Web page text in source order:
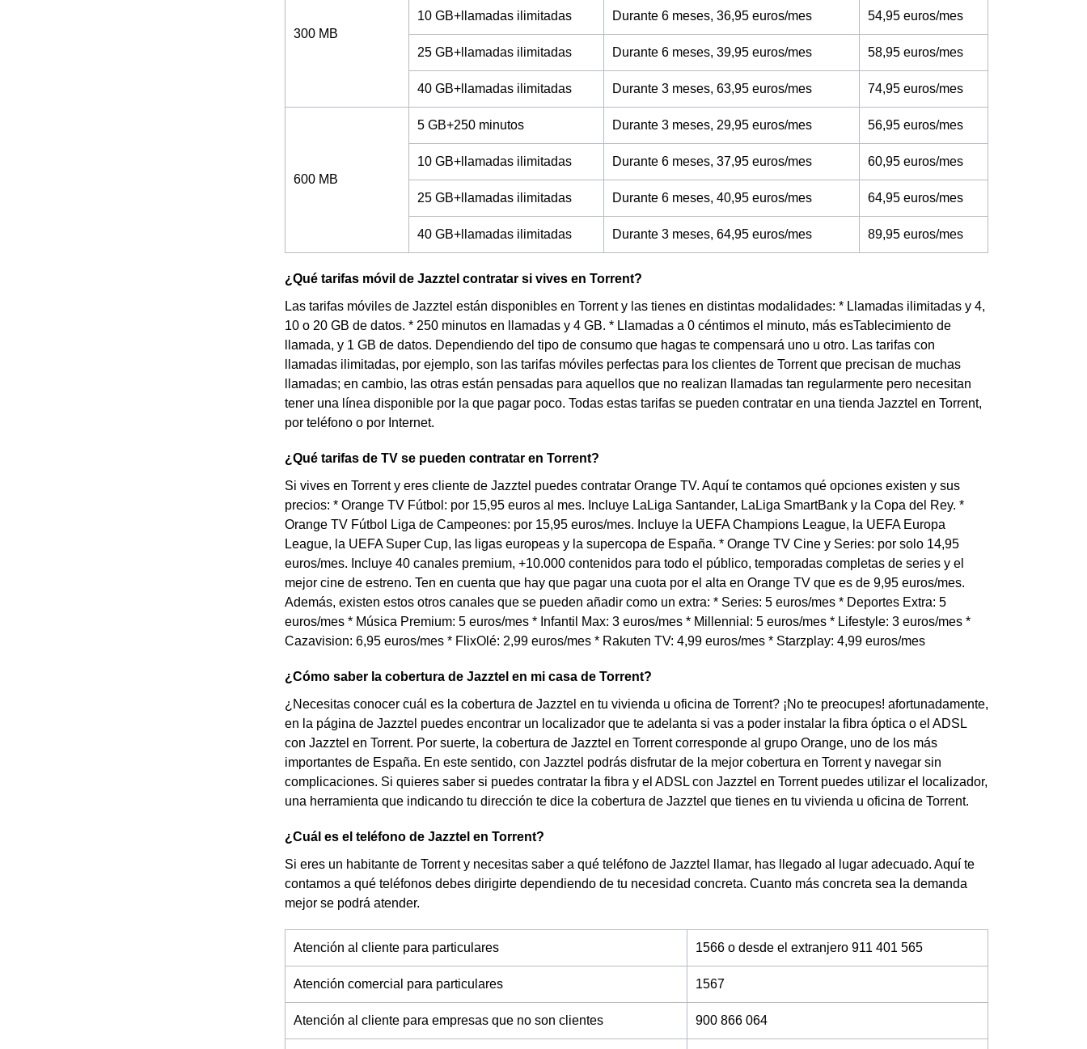
300 MB
10 GB+llamadas ilimitadas Durante 6 meses, 36,95 euros/mes 54,95 euros/mes
25 GB+llamadas ilimitadas Durante 6 meses, 39,95 euros/mes 58,95 euros/mes
40 GB+llamadas ilimitadas Durante 3 meses, 63,95 euros/mes 74,95 euros/mes
600 MB
5 GB+250 minutos Durante 3 meses, 29,95 euros/mes 56,95 euros/mes
10 GB+llamadas ilimitadas Durante 6 meses, 37,95 euros/mes 60,95 euros/mes
25 GB+llamadas ilimitadas Durante 6 meses, 40,95 euros/mes 64,95 euros/mes
40 GB+llamadas ilimitadas Durante 3 meses, 64,95 euros/mes 89,95 euros/mes
¿Qué tarifas móvil de Jazztel contratar si vives en Torrent?
Las tarifas móviles de Jazztel están disponibles en Torrent y las tienes en distintas modalidades: * Llamadas ilimitadas y 4,
10 o 20 GB de datos. * 250 minutos en llamadas y 4 GB. * Llamadas a 0 céntimos el minuto, más esTablecimiento de
llamada, y 1 GB de datos. Dependiendo del tipo de consumo que hagas te compensará uno u otro. Las tarifas con
llamadas ilimitadas, por ejemplo, son las tarifas móviles perfectas para los clientes de Torrent que precisan de muchas
llamadas; en cambio, las otras están pensadas para aquellos que no realizan llamadas tan regularmente pero necesitan
tener una línea disponible por la que pagar poco. Todas estas tarifas se pueden contratar en una tienda Jazztel en Torrent,
por teléfono o por Internet.
¿Qué tarifas de TV se pueden contratar en Torrent?
Si vives en Torrent y eres cliente de Jazztel puedes contratar Orange TV. Aquí te contamos qué opciones existen y sus
precios: * Orange TV Fútbol: por 15,95 euros al mes. Incluye LaLiga Santander, LaLiga SmartBank y la Copa del Rey. *
Orange TV Fútbol Liga de Campeones: por 15,95 euros/mes. Incluye la UEFA Champions League, la UEFA Europa
League, la UEFA Super Cup, las ligas europeas y la supercopa de España. * Orange TV Cine y Series: por solo 14,95
euros/mes. Incluye 40 canales premium, +10.000 contenidos para todo el público, temporadas completas de series y el
mejor cine de estreno. Ten en cuenta que hay que pagar una cuota por el alta en Orange TV que es de 9,95 euros/mes.
Además, existen estos otros canales que se pueden añadir como un extra: * Series: 5 euros/mes * Deportes Extra: 5
euros/mes * Música Premium: 5 euros/mes * Infantil Max: 3 euros/mes * Millennial: 5 euros/mes * Lifestyle: 3 euros/mes *
Cazavision: 6,95 euros/mes * FlixOlé: 2,99 euros/mes * Rakuten TV: 4,99 euros/mes * Starzplay: 4,99 euros/mes
¿Cómo saber la cobertura de Jazztel en mi casa de Torrent?
¿Necesitas conocer cuál es la cobertura de Jazztel en tu vivienda u oficina de Torrent? ¡No te preocupes! afortunadamente,
en la página de Jazztel puedes encontrar un localizador que te adelanta si vas a poder instalar la fibra óptica o el ADSL
con Jazztel en Torrent. Por suerte, la cobertura de Jazztel en Torrent corresponde al grupo Orange, uno de los más
importantes de España. En este sentido, con Jazztel podrás disfrutar de la mejor cobertura en Torrent y navegar sin
complicaciones. Si quieres saber si puedes contratar la fibra y el ADSL con Jazztel en Torrent puedes utilizar el localizador,
una herramienta que indicando tu dirección te dice la cobertura de Jazztel que tienes en tu vivienda u oficina de Torrent.
¿Cuál es el teléfono de Jazztel en Torrent?
Si eres un habitante de Torrent y necesitas saber a qué teléfono de Jazztel llamar, has llegado al lugar adecuado. Aquí te
contamos a qué teléfonos debes dirigirte dependiendo de tu necesidad concreta. Cuanto más concreta sea la demanda
mejor se podrá atender.
Atención al cliente para particulares 1566 o desde el extranjero 911 401 565
Atención comercial para particulares 1567
Atención al cliente para empresas que no son clientes 900 866 064